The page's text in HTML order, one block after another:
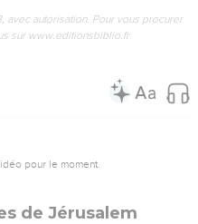
avec autorisation. Pour vous procurer
sur www.editionsbiblio.fr
pour le moment.
de Jérusalem